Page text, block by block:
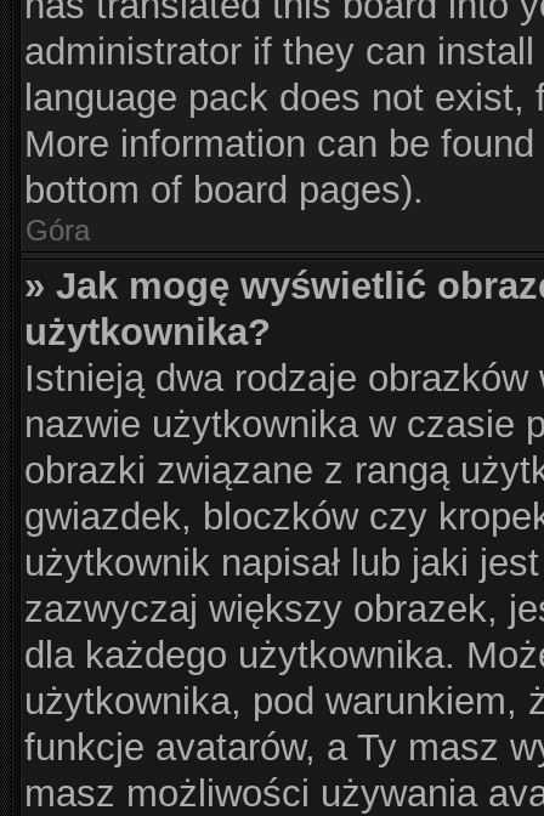
administrator if they can
language pack does not
More information can be
bottom of board pages).
Góra
» Jak mogę wyświetlić
użytkownika?
Istnieją dwa rodzaje
nazwie użytkownika w czasie
obrazki związane z rangą
gwiazdek, bloczków czy
użytkownik napisał lub jaki
zazwyczaj większy obrazek,
dla każdego użytkownika.
użytkownika, pod warunkiem,
funkcje avatarów, a Ty masz
masz możliwości używania